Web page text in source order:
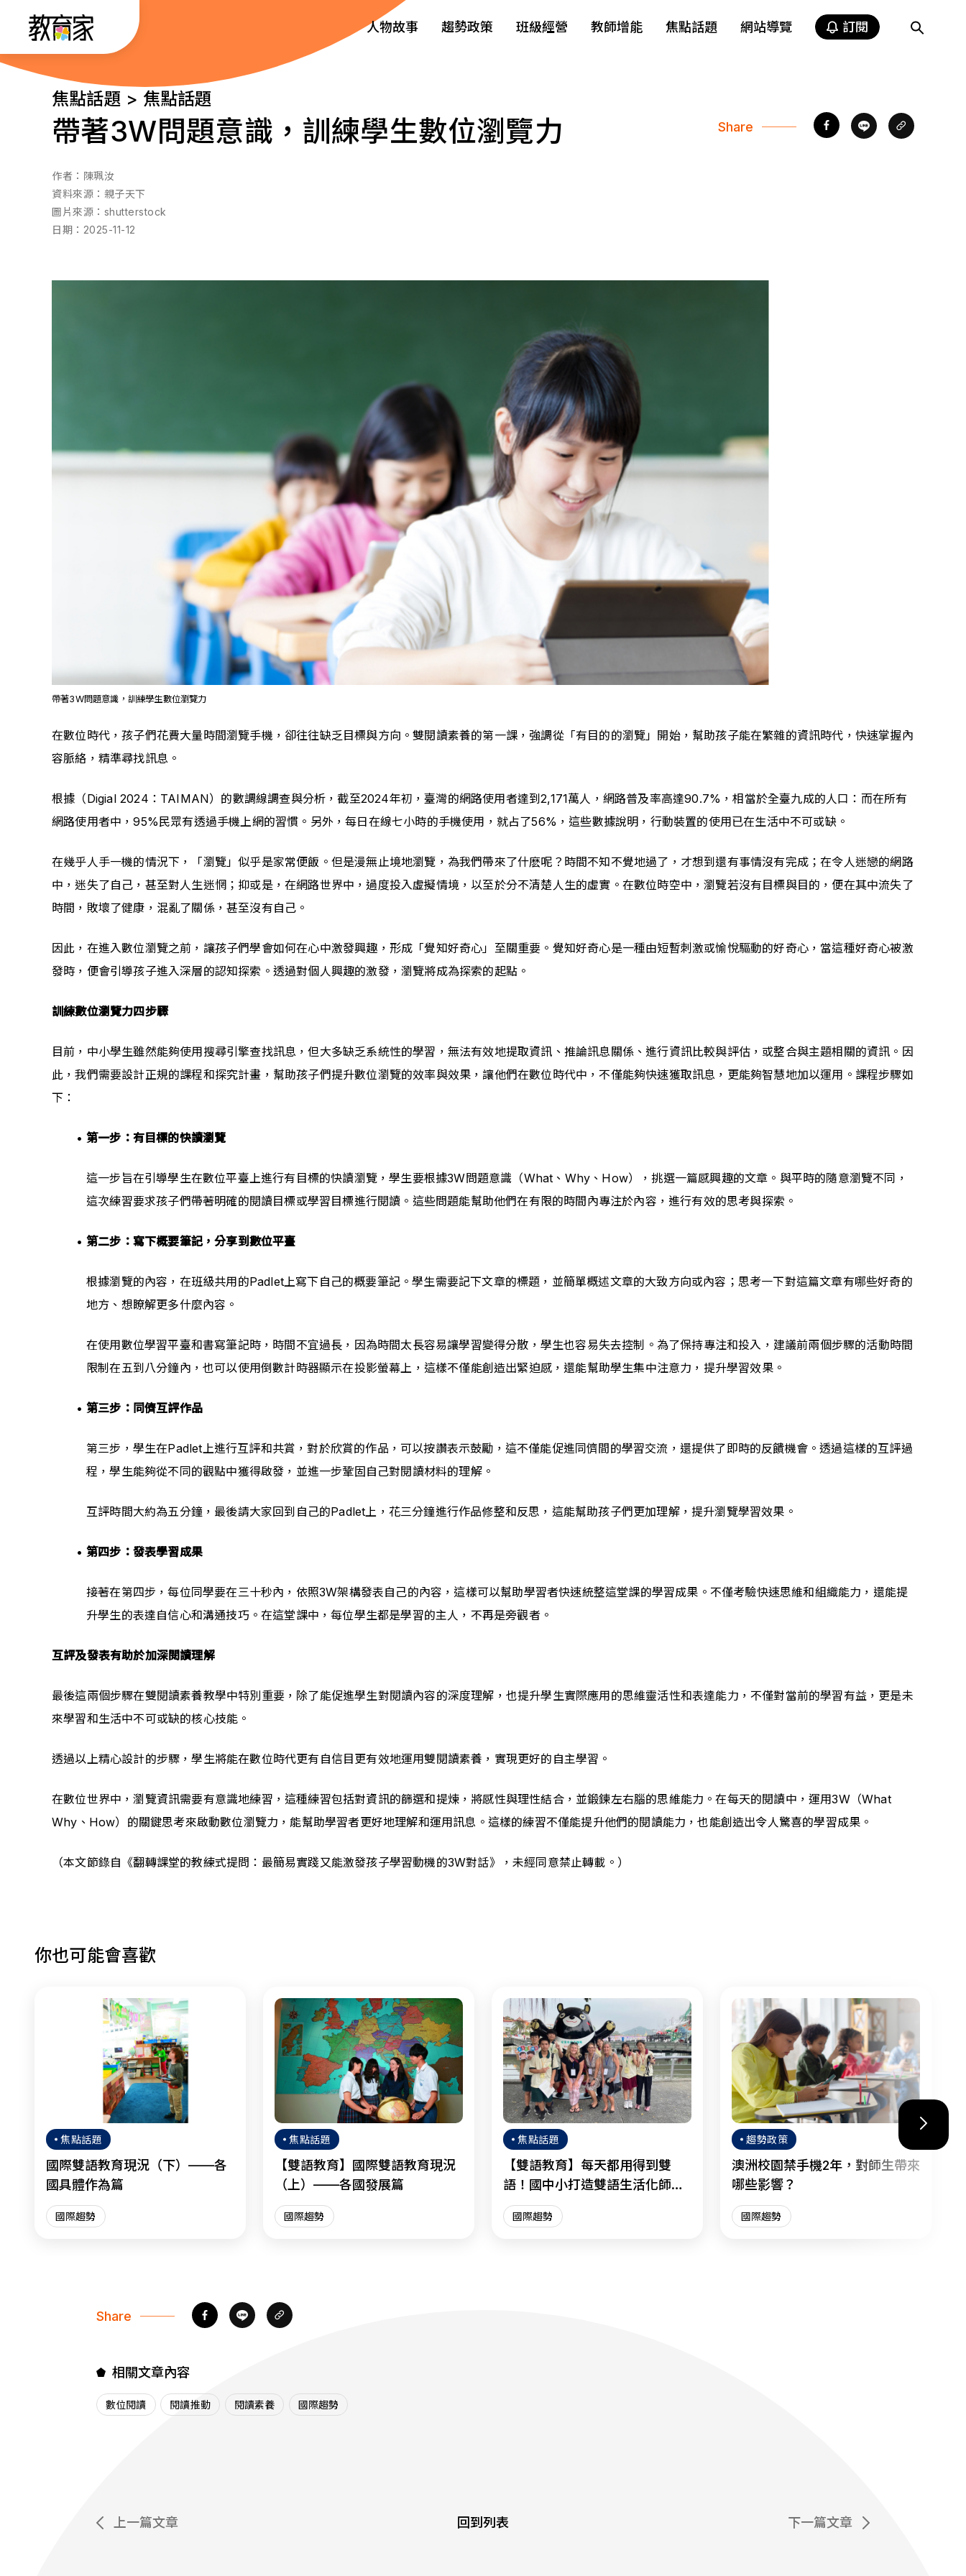
主
人物故事 趨勢政策 班級經營 教師增能 焦點話題 網站導覽 訂閱
焦點話題 > 焦點話題
帶著3W問題意識，訓練學生數位瀏覽力 Share
作者： 陳珮汝
資料來源： 親子天下
圖片來源： shutterstock
日期： 2025-11-12
帶著3W問題意識，訓練學生數位瀏覽力
在數位時代，孩子們花費大量時間瀏覽手機，卻往往缺乏目標與方向。雙閱讀素養的第一課，強調從「有目的的瀏覽」開始，幫助孩子能在繁雜的資訊時代，快速掌握內
容脈絡，精準尋找訊息。
根據（Digial 2024：TAIMAN）的數調線調查與分析，截至2024年初，臺灣的網路使用者達到2,171萬人，網路普及率高達90.7%，相當於全臺九成的人口：而在所有
網路使用者中，95%民眾有透過手機上網的習慣。另外，每日在線七小時的手機使用，就占了56%，這些數據說明，行動裝置的使用已在生活中不可或缺。
在幾乎人手一機的情況下，「瀏覽」似乎是家常便飯。但是漫無止境地瀏覽，為我們帶來了什麽呢？時間不知不覺地過了，才想到還有事情沒有完成；在令人迷戀的網路
中，迷失了自己，甚至對人生迷惘；抑或是，在網路世界中，過度投入虛擬情境，以至於分不清楚人生的虛實。在數位時空中，瀏覽若沒有目標與目的，便在其中流失了
時間，敗壞了健康，混亂了關係，甚至沒有自己。
因此，在進入數位瀏覽之前，讓孩子們學會如何在心中激發興趣，形成「覺知好奇心」至關重要。覺知好奇心是一種由短暫刺激或愉悅驅動的好奇心，當這種好奇心被激
發時，便會引導孩子進入深層的認知探索。透過對個人興趣的激發，瀏覽將成為探索的起點。
訓練數位瀏覽力四步驟
目前，中小學生雖然能夠使用搜尋引擎查找訊息，但大多缺乏系統性的學習，無法有效地提取資訊、推論訊息關係、進行資訊比較與評估，或整合與主題相關的資訊。因
此，我們需要設計正規的課程和探究計畫，幫助孩子們提升數位瀏覽的效率與效果，讓他們在數位時代中，不僅能夠快速獲取訊息，更能夠智慧地加以運用。課程步驟如
下：
第一步：有目標的快讀瀏覽
這一步旨在引導學生在數位平臺上進行有目標的快讀瀏覽，學生要根據3W問題意識（What、Why、How），挑選一篇感興趣的文章。與平時的隨意瀏覽不同，
這次練習要求孩子們帶著明確的閱讀目標或學習目標進行閱讀。這些問題能幫助他們在有限的時間內專注於內容，進行有效的思考與探索。
第二步：寫下概要筆記，分享到數位平臺
根據瀏覽的內容，在班級共用的Padlet上寫下自己的概要筆記。學生需要記下文章的標題，並簡單概述文章的大致方向或內容；思考一下對這篇文章有哪些好奇的
地方、想瞭解更多什麼內容。
在使用數位學習平臺和書寫筆記時，時間不宜過長，因為時間太長容易讓學習變得分散，學生也容易失去控制。為了保持專注和投入，建議前兩個步驟的活動時間
限制在五到八分鐘內，也可以使用倒數計時器顯示在投影螢幕上，這樣不僅能創造出緊迫感，還能幫助學生集中注意力，提升學習效果。
第三步：同儕互評作品
第三步，學生在Padlet上進行互評和共賞，對於欣賞的作品，可以按讚表示鼓勵，這不僅能促進同儕間的學習交流，還提供了即時的反饋機會。透過這樣的互評過
程，學生能夠從不同的觀點中獲得啟發，並進一步鞏固自己對閱讀材料的理解。
互評時間大約為五分鐘，最後請大家回到自己的Padlet上，花三分鐘進行作品修整和反思，這能幫助孩子們更加理解，提升瀏覽學習效果。
第四步：發表學習成果
接著在第四步，每位同學要在三十秒內，依照3W架構發表自己的內容，這樣可以幫助學習者快速統整這堂課的學習成果。不僅考驗快速思維和組織能力，還能提
升學生的表達自信心和溝通技巧。在這堂課中，每位學生都是學習的主人，不再是旁觀者。
互評及發表有助於加深閱讀理解
最後這兩個步驟在雙閱讀素養教學中特別重要，除了能促進學生對閱讀內容的深度理解，也提升學生實際應用的思維靈活性和表達能力，不僅對當前的學習有益，更是未
來學習和生活中不可或缺的核心技能。
透過以上精心設計的步驟，學生將能在數位時代更有自信目更有效地運用雙閱讀素養，實現更好的自主學習。
在數位世界中，瀏覽資訊需要有意識地練習，這種練習包括對資訊的篩選和提煉，將感性與理性結合，並鍛鍊左右腦的思維能力。在每天的閱讀中，運用3W（What
Why、How）的關鍵思考來啟動數位瀏覽力，能幫助學習者更好地理解和運用訊息。這樣的練習不僅能提升他們的閱讀能力，也能創造出令人驚喜的學習成果。
（本文節錄自《翻轉課堂的教練式提問：最簡易實踐又能激發孩子學習動機的3W對話》，未經同意禁止轉載。）
你也可能會喜歡
焦點話題
國際雙語教育現況（下）——各
國具體作為篇
國際趨勢
焦點話題
【雙語教育】國際雙語教育現況
（上）——各國發展篇
國際趨勢
焦點話題
【雙語教育】每天都用得到雙
語！國中小打造雙語生活化師生
共學新風景
國際趨勢
趨勢政策
澳洲校園禁手機2年，對師生帶來
哪些影響？
國際趨勢
Share
相關文章內容
數位閱讀 閱讀推動 閱讀素養 國際趨勢
上一篇文章 回到列表 下一篇文章